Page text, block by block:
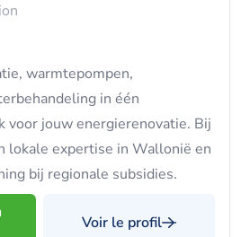
warmtepompen,
in één
voor jouw energierenovatie. Bij
lokale expertise in Wallonië en
bij regionale subsidies.
Voir le profil